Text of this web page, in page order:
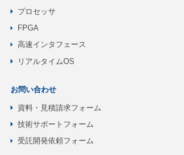
プロセッサ
FPGA
高速インタフェース
リアルタイムOS
お問い合わせ
資料・見積請求フォーム
技術サポートフォーム
受託開発依頼フォーム